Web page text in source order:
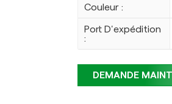
Couleur :
Port D'expédition
:
DEMANDE